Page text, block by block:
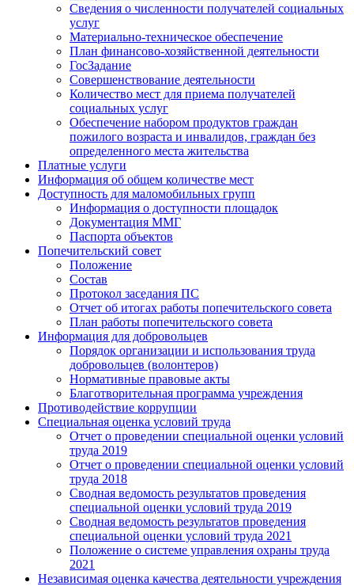
Сведения о численности получателей социальных
услуг
Материально-техническое обеспечение
План финансово-хозяйственной деятельности
ГосЗадание
Совершенствование деятельности
Количество мест для приема получателей
социальных услуг
Обеспечение набором продуктов граждан
пожилого возраста и инвалидов, граждан без
определенного места жительства
Платные услуги
Информация об общем количестве мест
Доступность для маломобильных групп
Информация о доступности площадок
Документация ММГ
Паспорта объектов
Попечительский совет
Положение
Состав
Протокол заседания ПС
Отчет об итогах работы попечительского совета
План работы попечительского совета
Информация для добровольцев
Порядок организации и использования труда
добровольцев (волонтеров)
Нормативные правовые акты
Благотворительная программа учреждения
Противодействие коррупции
Специальная оценка условий труда
Отчет о проведении специальной оценки условий
труда 2019
Отчет о проведении специальной оценки условий
труда 2018
Сводная ведомость результатов проведения
специальной оценки условий труда 2019
Сводная ведомость результатов проведения
специальной оценки условий труда 2021
Положение о системе управления охраны труда
2021
Независимая оценка качества деятельности учреждения